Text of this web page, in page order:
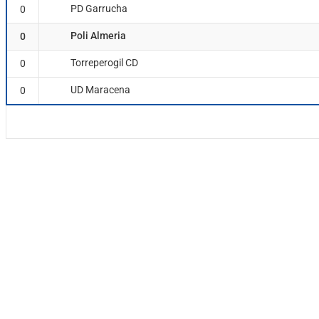
0 PD Garrucha
0 Poli Almeria
0 Torreperogil CD
0 UD Maracena